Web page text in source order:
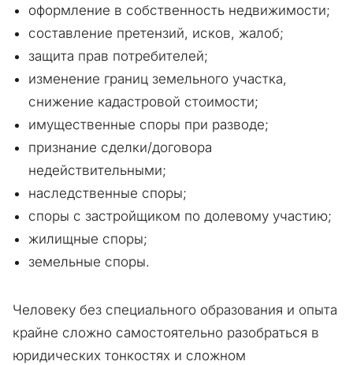
оформление в собственность недвижимости;
составление претензий, исков, жалоб;
защита прав потребителей;
изменение границ земельного участка,
снижение кадастровой стоимости;
имущественные споры при разводе;
признание сделки/договора
недействительными;
наследственные споры;
споры с застройщиком по долевому участию;
жилищные споры;
земельные споры.
Человеку без специального образования и опыта
крайне сложно самостоятельно разобраться в
юридических тонкостях и сложном